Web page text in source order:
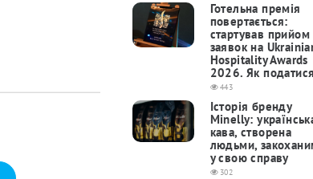
Готельна премія
повертається:
cтартував прийом
заявок на
Hospitality Awards
2026. Як
443
Історія бренду
Minelly:
кава, створена
людьми,
у свою справу
302